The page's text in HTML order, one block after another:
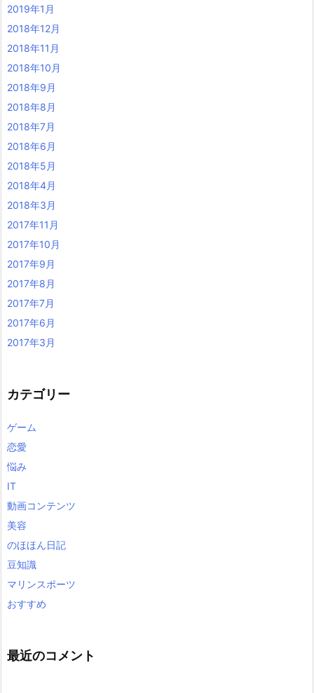
2019年1月
2018年12月
2018年11月
2018年10月
2018年9月
2018年8月
2018年7月
2018年6月
2018年5月
2018年4月
2018年3月
2017年11月
2017年10月
2017年9月
2017年8月
2017年7月
2017年6月
2017年3月
カテゴリー
ゲーム
恋愛
悩み
IT
動画コンテンツ
美容
のほほん日記
豆知識
マリンスポーツ
おすすめ
最近のコメント